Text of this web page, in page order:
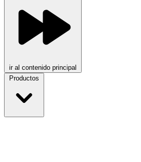
ir al contenido principal
Productos